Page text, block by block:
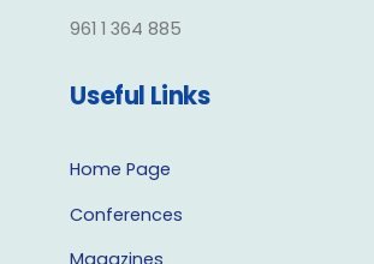
961 1 364 885
Useful Links
Home Page
Conferences